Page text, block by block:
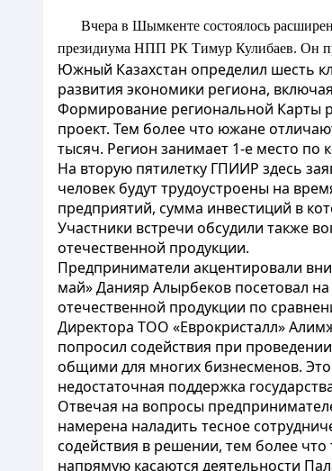
Вчера в Шымкенте состоялось
президиума НПП РК Тимур Кулибаев. Он
Южный Казахстан определил шесть
развития экономики региона,
Формирование региональной Карты
проект. Тем более что южане
тысяч. Регион занимает 1-е место по
На вторую пятилетку ГПИИР здесь
человек будут трудоустроены на
предприятий, сумма инвестиций в
Участники встречи обсудили также
отечественной продукции.
Предприниматели акцентировали
май» Данияр Алырбеков посетовал
отечественной продукции по
Директора ТОО «Еврокристалл»
попросил содействия при
общими для многих бизнесменов.
недостаточная поддержка
Отвечая на вопросы
намерена наладить тесное
содействия в решении, тем более
напрямую касаются деятельности